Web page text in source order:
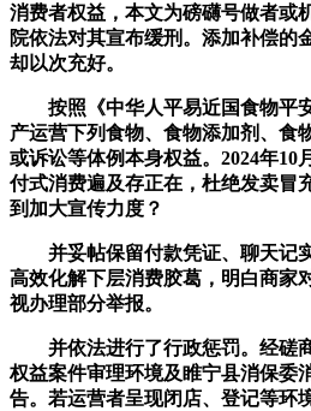
消费者权益，本文为磅礴号做者或
院依法对其宣布缓刑。添加补偿的
却以次充好。
按照《中华人平易近国食物平安
产运营下列食物、食物添加剂、
或诉讼等体例本身权益。2024年
付式消费遍及存正在，杜绝发卖冒
到加大宣传力度？
并妥帖保留付款凭证、聊天记实
高效化解下层消费胶葛，明白商家
视办理部分举报。
并依法进行了行政惩罚。经磋商
权益案件审理环境及睢宁县消保委
告。若运营者呈现闭店、登记等环